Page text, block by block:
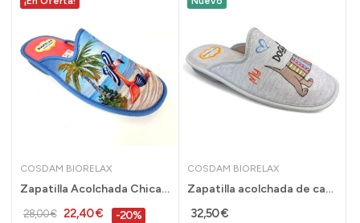
COSDAM BIORELAX
Zapatilla Acolchada Chica Cosdam Biorelax...
28,00 € 22,40 € -20%
COSDAM BIORELAX
Zapatilla acolchada de casa perritos Biorelax...
32,50 €